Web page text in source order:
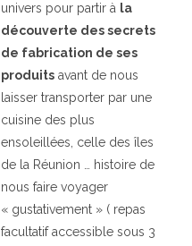
univers pour partir à la
découverte des secrets
de fabrication de ses
produits avant de nous
laisser transporter par une
cuisine des plus
ensoleillées, celle des îles
de la Réunion … histoire de
nous faire voyager
« gustativement » ( repas
facultatif accessible sous 3